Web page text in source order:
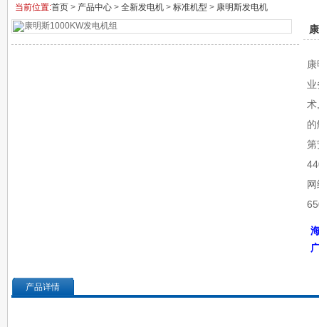
当前位置:首页 > 产品中心 > 全新发电机 > 标准机型 > 康明斯发电机
术
第
产品详情